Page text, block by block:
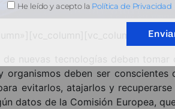
nuevas tecnologías deben
organismos deben ser
evitarlos, atajarlos y
datos de la Comisión Europea,
He leído y acepto la Política de Privacidad